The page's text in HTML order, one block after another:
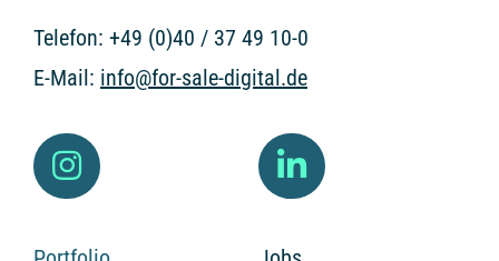
Telefon: +49 (0)40 / 37 49 10-0
E-Mail: info@for-sale-digital.de